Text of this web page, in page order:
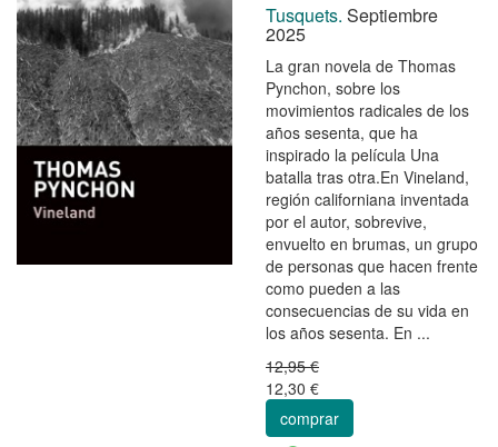
Tusquets. Septiembre
2025
La gran novela de Thomas
Pynchon, sobre los
movimientos radicales de los
años sesenta, que ha
inspirado la película Una
batalla tras otra.En Vineland,
región californiana inventada
por el autor, sobrevive,
envuelto en brumas, un grupo
de personas que hacen frente
como pueden a las
consecuencias de su vida en
los años sesenta. En ...
12,95 €
12,30 €
comprar